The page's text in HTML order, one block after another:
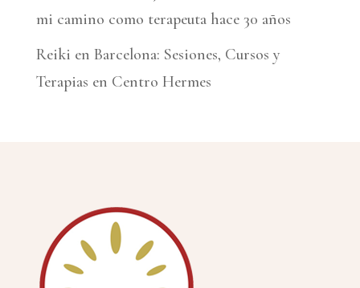
mi camino como terapeuta hace 30 años
Reiki en Barcelona: Sesiones, Cursos y
Terapias en Centro Hermes